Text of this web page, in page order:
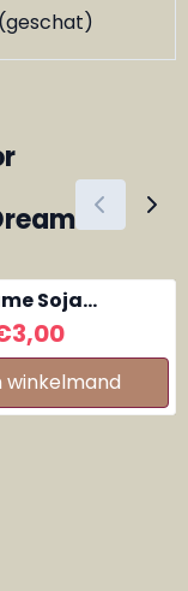
Soja
blikje
Better
- calming
voor 3,00
winkelmand